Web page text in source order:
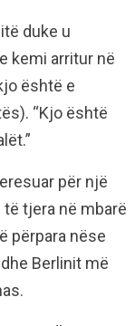
duke u
kemi arritur në
është e
“Kjo është
për një
tjera në mbarë
përpara nëse
Berlinit më